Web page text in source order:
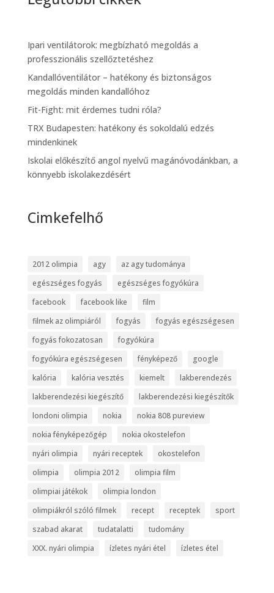
Ipari ventilátorok: megbízható megoldás a
professzionális szellőztetéshez
Kandallóventilátor – hatékony és biztonságos
megoldás minden kandallóhoz
Fit-Fight: mit érdemes tudni róla?
TRX Budapesten: hatékony és sokoldalú edzés
mindenkinek
Iskolai előkészítő angol nyelvű magánóvodánkban, a
könnyebb iskolakezdésért
Cimkefelhő
2012 olimpia agy
az agy tudománya
egészséges fogyás
egészséges fogyókúra
facebook
facebook like
film
filmek az olimpiáról
fogyás
fogyás egészségesen
fogyás fokozatosan
fogyókúra
fogyókúra egészségesen
fényképező
google
kalória
kalória vesztés kiemelt
lakberendezés
lakberendezési kiegészítő
lakberendezési kiegészítők
londoni olimpia
nokia
nokia 808 pureview
nokia fényképezőgép
nokia okostelefon
nyári olimpia
nyári receptek
okostelefon
olimpia
olimpia 2012
olimpia film
olimpiai játékok
olimpia london
olimpiákról szóló filmek
recept receptek
sport
szabad akarat
tudatalatti
tudomány
XXX. nyári olimpia
ízletes nyári étel ízletes étel